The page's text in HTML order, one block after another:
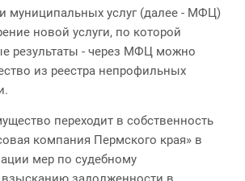
муниципальных услуг (далее - МФЦ)
новой услуги, по которой
результаты - через МФЦ можно
из реестра непрофильных
переходит в собственность
компания Пермского края» в
мер по судебному